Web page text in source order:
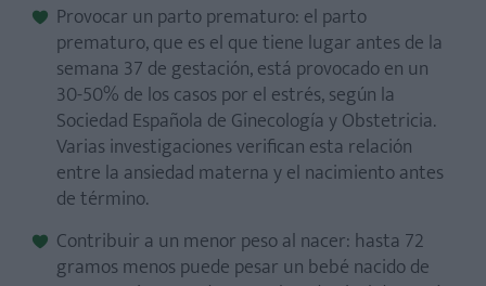
Provocar un parto prematuro: el parto
prematuro, que es el que tiene lugar antes de la
semana 37 de gestación, está provocado en un
30-50% de los casos por el estrés, según la
Sociedad Española de Ginecología y Obstetricia.
Varias investigaciones verifican esta relación
entre la ansiedad materna y el nacimiento antes
de término.
Contribuir a un menor peso al nacer: hasta 72
gramos menos puede pesar un bebé nacido de